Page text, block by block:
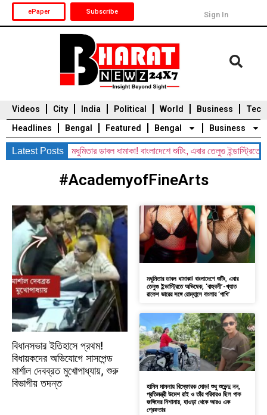
ePaper Subscribe Sign In
Videos City India Political World Business
Tech
Headlines
Bengal Featured Bengal
Durga Puja 2025
Business
Auto
Latest Posts
তদন্ত ।। মধুমিতার ডাবল ধামাকা! বাংলাদেশে শুটিং, এবার তেলুগু ইন্ডাস্ট্রিতে
#AcademyofFineArts
বিধানসভার ইতিহাসে প্রথম!
বিধায়কদের অভিযোগে সাসপেন্ড
মার্শাল দেবব্রত মুখোপাধ্যায়, শুরু
বিভাগীয় তদন্ত
মধুমিতার ডাবল ধামাকা! বাংলাদেশে শুটিং, এবার
তেলুগু ইন্ডাস্ট্রিতে অভিষেক, ‘বাহুবলী’-খ্যাত
রাকেশ ভারের সঙ্গে রোম্যান্সে বাংলার ‘পাখি’
হামিম মামলায় বিস্ফোরক মোড়! শুধু শুভেন্দু নন,
প্রতিমন্ত্রী উমেশ রাই ও তাঁর পরিবারও ছিল পাক
জঙ্গিদের নিশানায়, হাওড়া থেকে আরও এক
গ্রেফতার